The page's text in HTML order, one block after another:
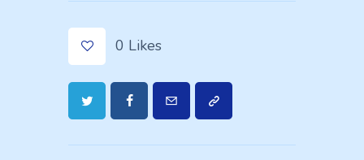
0 Likes